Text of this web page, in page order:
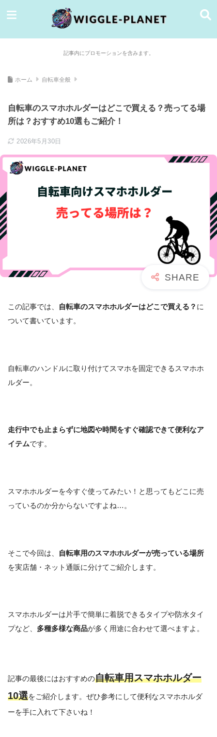
記事内にプロモーションを含みます。
ホーム 自転車全般
自転車のスマホホルダーはどこで買える？売ってる場
所は？おすすめ10選もご紹介！
2026年5月30日
この記事では、 自転車のスマホホルダーはどこで買える？ に
ついて書いています。
自転車のハンドルに取り付けてスマホを固定できるスマホホ
ルダー。
走行中でも止まらずに地図や時間をすぐ確認できて便利なア
イテムです。
スマホホルダーを今すぐ使ってみたい！と思ってもどこに売
っているのか分からないですよね…。
そこで今回は、
自転車用のスマホホルダーが売っている場所
を実店舗・ネット通販に分けてご紹介します。
スマホホルダーは片手で簡単に着脱できるタイプや防水タイ
プなど、 多種多様な商品が多く用途に合わせて選べますよ。
記事の最後にはおすすめの自転車用スマホホルダー
10選をご紹介します。ぜひ参考にして便利なスマホホルダ
ーを手に入れて下さいね！